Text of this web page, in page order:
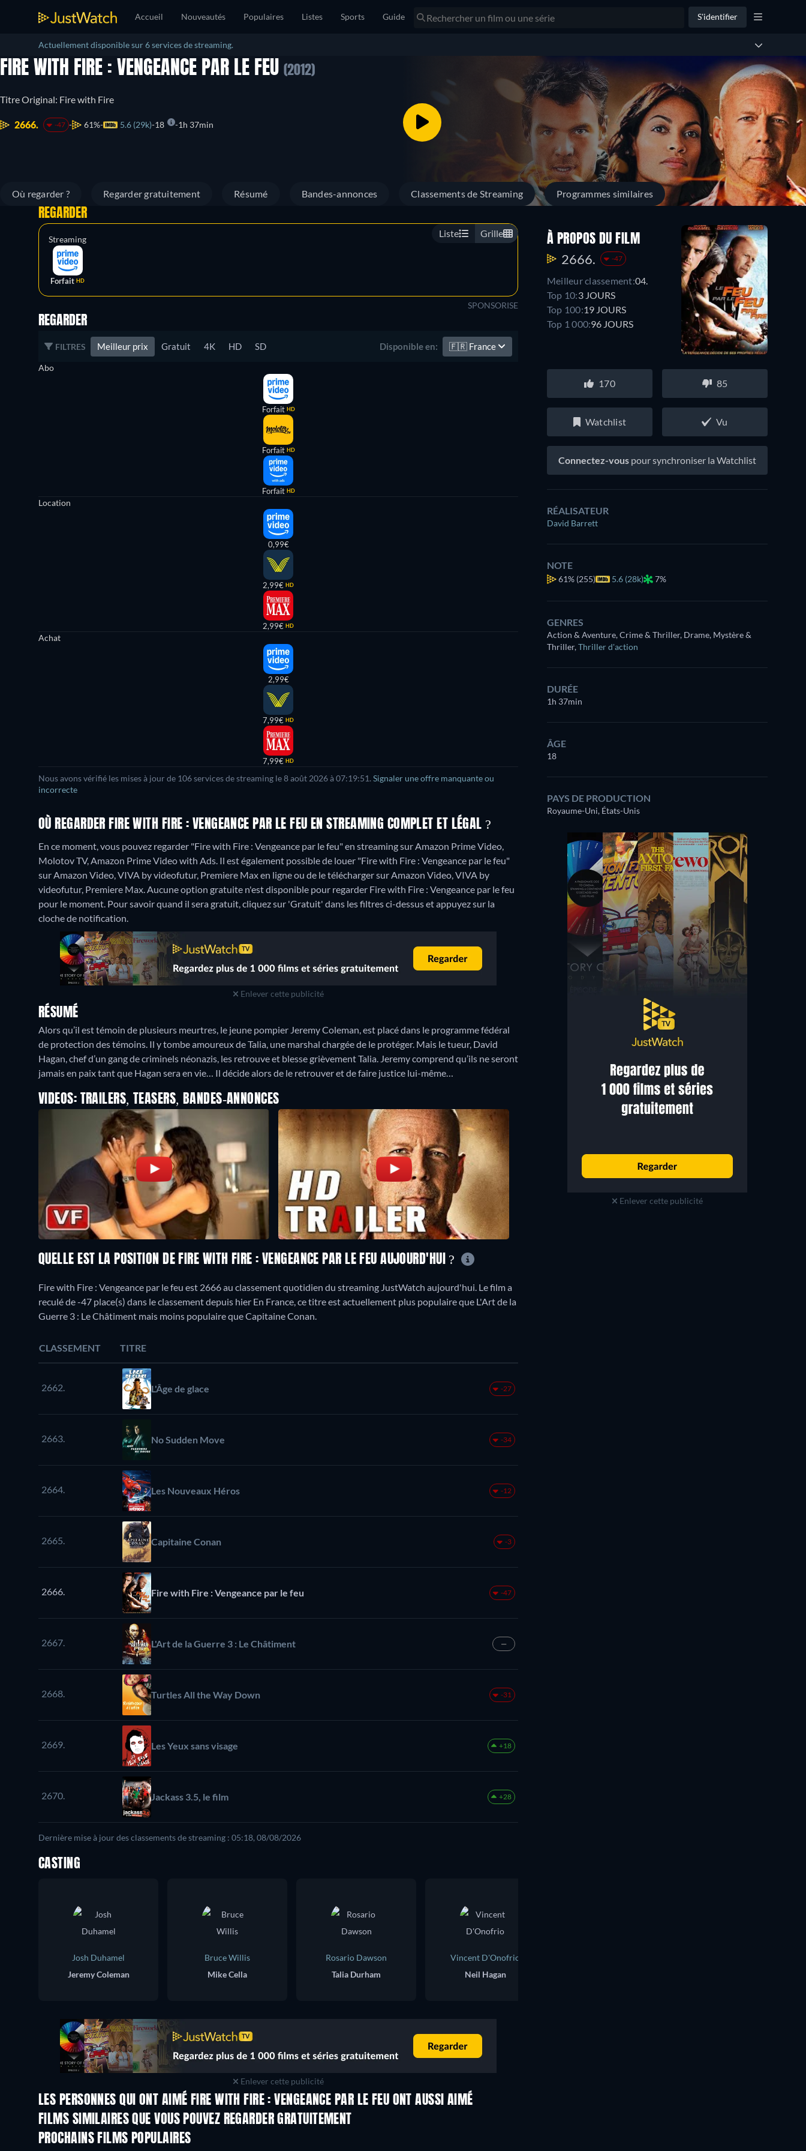
Accueil Nouveautés Populaires Listes Sports Guide S'identifier
Actuellement disponible sur 6 services de streaming.
FIRE WITH FIRE : VENGEANCE PAR LE FEU (2012)
Titre Original: Fire with Fire
2666. -47 61% 5.6 (29k) 18 1h 37min
Où regarder ? Regarder gratuitement Résumé Bandes-annonces Classements de Streaming Programmes similaires
Liste Grille
REGARDER
Streaming
Forfait HD
SPONSORISE
REGARDER
FILTRES Meilleur prix Gratuit 4K HD SD Disponible en: 🇫🇷 France
Abo
Forfait HD
Forfait HD
Forfait HD
Location
0,99€
2,99€ HD
2,99€ HD
Achat
2,99€
7,99€ HD
7,99€ HD
Nous avons vérifié les mises à jour de 106 services de streaming le 8 août 2026 à 07:19:51. Signaler une offre manquante ou
incorrecte
OÙ REGARDER FIRE WITH FIRE : VENGEANCE PAR LE FEU EN STREAMING COMPLET ET LÉGAL ?
En ce moment, vous pouvez regarder "Fire with Fire : Vengeance par le feu" en streaming sur Amazon Prime Video,
Molotov TV, Amazon Prime Video with Ads. Il est également possible de louer "Fire with Fire : Vengeance par le feu"
sur Amazon Video, VIVA by videofutur, Premiere Max en ligne ou de le télécharger sur Amazon Video, VIVA by
videofutur, Premiere Max.Aucune option gratuite n'est disponible pour regarder Fire with Fire : Vengeance par le feu
pour le moment. Pour savoir quand il sera gratuit, cliquez sur 'Gratuit' dans les filtres ci-dessus et appuyez sur la
cloche de notification.
Enlever cette publicité
RÉSUMÉ
Alors qu’il est témoin de plusieurs meurtres, le jeune pompier Jeremy Coleman, est placé dans le programme fédéral
de protection des témoins. Il y tombe amoureux de Talia, une marshal chargée de le protéger. Mais le tueur, David
Hagan, chef d’un gang de criminels néonazis, les retrouve et blesse grièvement Talia. Jeremy comprend qu’ils ne seront
jamais en paix tant que Hagan sera en vie… Il décide alors de le retrouver et de faire justice lui-même…
VIDEOS: TRAILERS, TEASERS, BANDES-ANNONCES
À PROPOS DU FILM
2666. -47
Meilleur classement:04.
Top 10:3 JOURS
Top 100:19 JOURS
Top 1 000:96 JOURS
170 85
Watchlist Vu
Connectez-vous pour synchroniser la Watchlist
RÉALISATEUR
David Barrett
NOTE
61% (255) 5.6 (28k) 7%
GENRES
Action & Aventure, Crime & Thriller, Drame, Mystère &
Thriller,Thriller d'action
DURÉE
1h 37min
ÂGE
18
PAYS DE PRODUCTION
Royaume-Uni, États-Unis
Enlever cette publicité
QUELLE EST LA POSITION DE FIRE WITH FIRE : VENGEANCE PAR LE FEU AUJOURD'HUI ?
Fire with Fire : Vengeance par le feu est 2666 au classement quotidien du streaming JustWatch aujourd'hui. Le film a
reculé de -47 place(s) dans le classement depuis hier En France, ce titre est actuellement plus populaire que L'Art de la
Guerre 3 : Le Châtiment mais moins populaire que Capitaine Conan.
CLASSEMENT TITRE
2662. L'Âge de glace -27
2663. No Sudden Move -34
2664. Les Nouveaux Héros -12
2665. Capitaine Conan -3
2666. Fire with Fire : Vengeance par le feu -47
2667. L'Art de la Guerre 3 : Le Châtiment —
2668. Turtles All the Way Down -31
2669. Les Yeux sans visage +18
2670. Jackass 3.5, le film +28
Dernière mise à jour des classements de streaming : 05:18, 08/08/2026
CASTING
Josh Duhamel
Jeremy Coleman
Bruce Willis
Mike Cella
Rosario Dawson
Talia Durham
Vincent D'Onofrio
Neil Hagan
Enlever cette publicité
LES PERSONNES QUI ONT AIMÉ FIRE WITH FIRE : VENGEANCE PAR LE FEU ONT AUSSI AIMÉ
FILMS SIMILAIRES QUE VOUS POUVEZ REGARDER GRATUITEMENT
PROCHAINS FILMS POPULAIRES